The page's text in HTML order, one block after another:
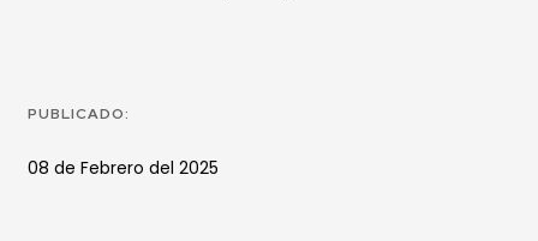
PUBLICADO:
08 de Febrero del 2025